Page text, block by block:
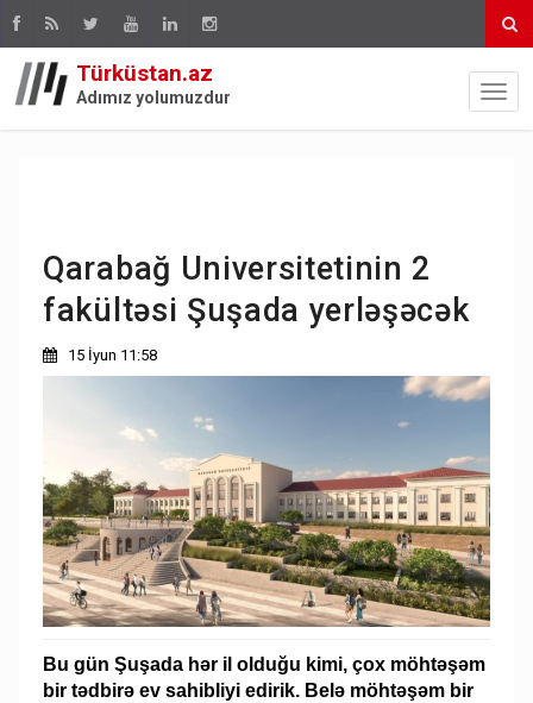
Türküstan.az
Adımız yolumuzdur
Qarabağ Universitetinin 2
fakültəsi Şuşada yerləşəcək
15 İyun 11:58
Bu gün Şuşada hər il olduğu kimi, çox möhtəşəm
bir tədbirə ev sahibliyi edirik. Belə möhtəşəm bir